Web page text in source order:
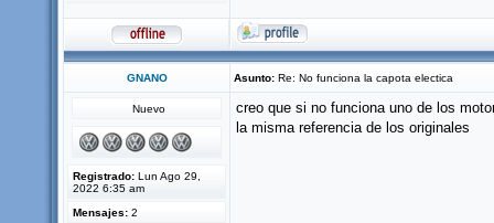
GNANO Asunto: Re: No funciona la capota electica
Nuevo
Registrado: Lun Ago 29,
2022 6:35 am
Mensajes: 2
creo que si no funciona uno de los
la misma referencia de los originales